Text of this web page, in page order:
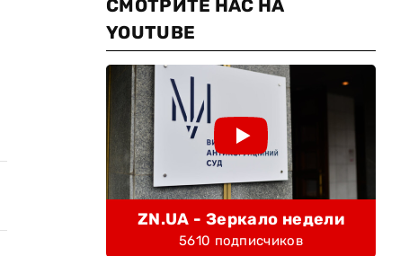
СМОТРИТЕ НАС НА
YOUTUBE
ZN.UA - Зеркало недели
5610 подписчиков